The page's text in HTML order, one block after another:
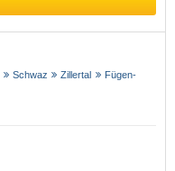
Schwaz Zillertal
Fügen-